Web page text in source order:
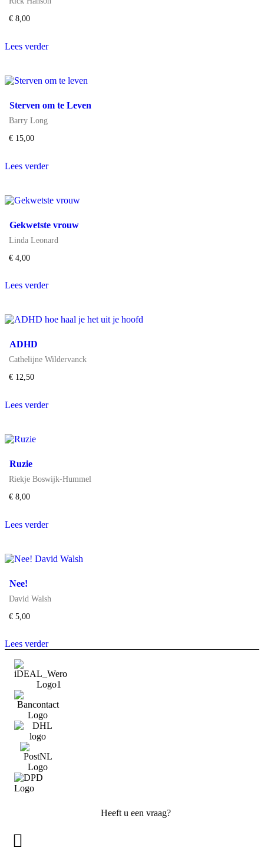
€8,00
Lees verder
Sterven om te Leven
Barry Long
€15,00
Lees verder
Gekwetste vrouw
Linda Leonard
€4,00
Lees verder
ADHD
Cathelijne Wildervanck
€12,50
Lees verder
Ruzie
Riekje Boswijk-Hummel
€8,00
Lees verder
Nee!
David Walsh
€5,00
Lees verder
Heeft u een vraag?